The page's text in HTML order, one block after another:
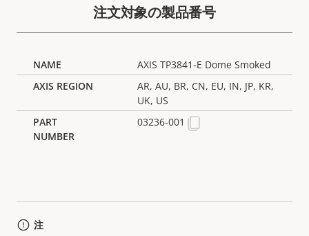
注文対象の製品番号
AXIS TP3841-E Dome Smoked
AR, AU, BR, CN, EU, IN, JP, KR,
UK, US
03236-001
注